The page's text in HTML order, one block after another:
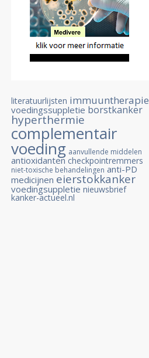
literatuurlijsten immuuntherapie
voedingssuppletie borstkanker
hyperthermie
complementair
voeding aanvullende middelen
antioxidanten checkpointremmers
niet-toxische behandelingen anti-PD
medicijnen eierstokkanker
voedingsuppletie nieuwsbrief
kanker-actueel.nl